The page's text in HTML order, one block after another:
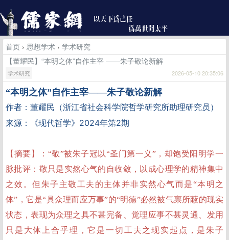
首页 › 思想学术 › 学术研究
【董耀民】“本明之体”自作主宰 ——朱子敬论新解
学术研究 2026-05-10 20:35:06
“本明之体”自作主宰——朱子敬论新解
作者：董耀民（浙江省社会科学院哲学研究所助理研究员）
来源：
《现代哲学》2024年第2期
【摘要】：“敬”被朱子冠以“圣门第一义”，却饱受阳明学一
脉批评：敬只是实然心气的自收敛，以成心理学的精神集中
之效。但朱子主敬工夫的主体并非实然心气而是“本明之
体”，它是“具众理而应万事”的“明德”必然被气禀所蔽的现实
状态，表现为众理之具不甚完备、觉理应事不甚灵通、发用
只是大体上合乎理，它是一切工夫之现实起点，是朱子